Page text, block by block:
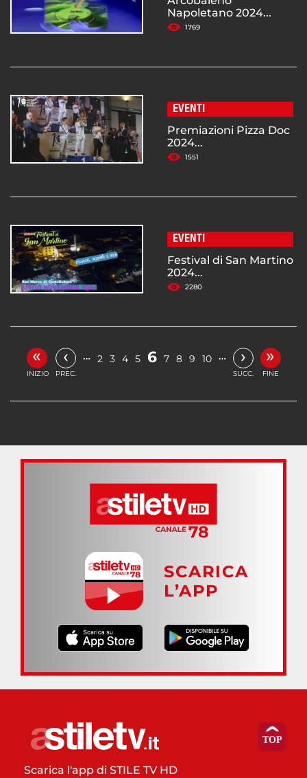
Napoletano 2024...
1769
EVENTI
Premiazioni Pizza Doc
2024...
1551
EVENTI
Festival di San Martino
2024...
2280
«
INIZIO
‹
PREC.
… 2 3 4 5 6 7 8 9 10 … ›
SUCC.
»
FINE
SCARICA
L’APP
Scarica l'app di STILE TV HD